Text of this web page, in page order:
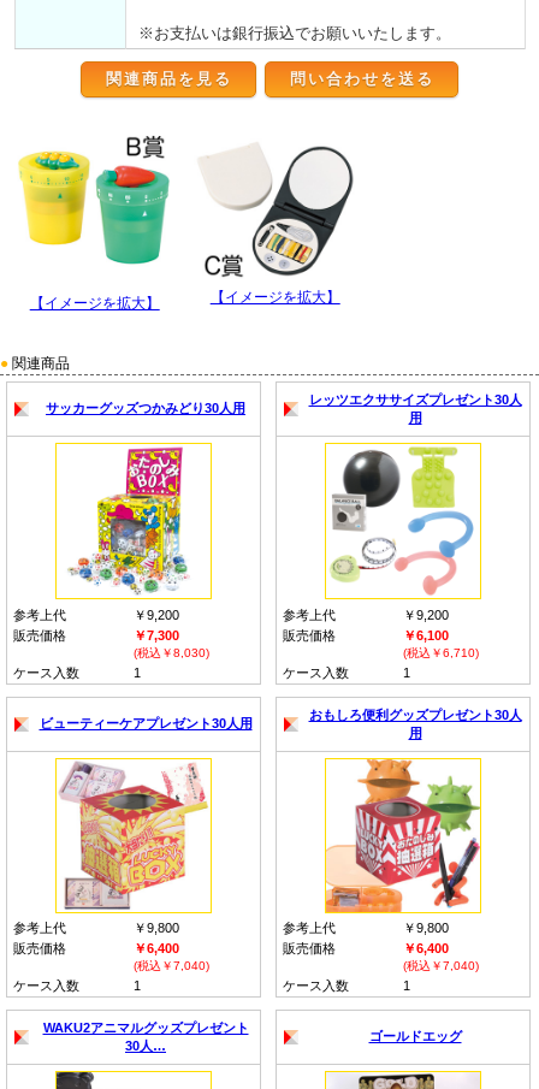
※お支払いは銀行振込でお願いいたします。
関連商品を見る
【イメージを拡大】 【イメージを拡大】
● 関連商品
サッカーグッズつかみどり30人用
参考上代
￥9,200
販売価格
￥7,300
(税込￥8,030)
ケース入数 1
レッツエクササイズプレゼント30人
用
参考上代
￥9,200
販売価格
￥6,100
(税込￥6,710)
ケース入数 1
ビューティーケアプレゼント30人用
参考上代
￥9,800
販売価格
￥6,400
(税込￥7,040)
ケース入数 1
おもしろ便利グッズプレゼント30人
用
参考上代
￥9,800
販売価格
￥6,400
(税込￥7,040)
ケース入数 1
WAKU2アニマルグッズプレゼント
30人…
ゴールドエッグ